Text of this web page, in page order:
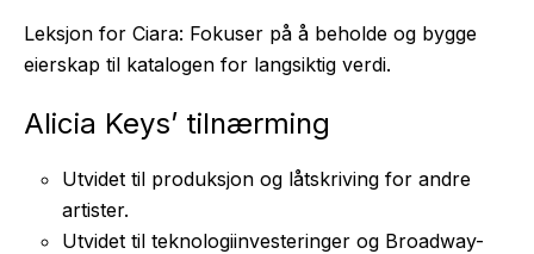
Leksjon for Ciara: Fokuser på å beholde og bygge
eierskap til katalogen for langsiktig verdi.
Alicia Keys’ tilnærming
Utvidet til produksjon og låtskriving for andre
artister.
Utvidet til teknologiinvesteringer og Broadway-